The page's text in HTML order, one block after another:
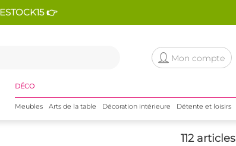
👉
Mon compte
DÉCO
Meubles Arts de la table Décoration intérieure Détente et loisirs
112 articles